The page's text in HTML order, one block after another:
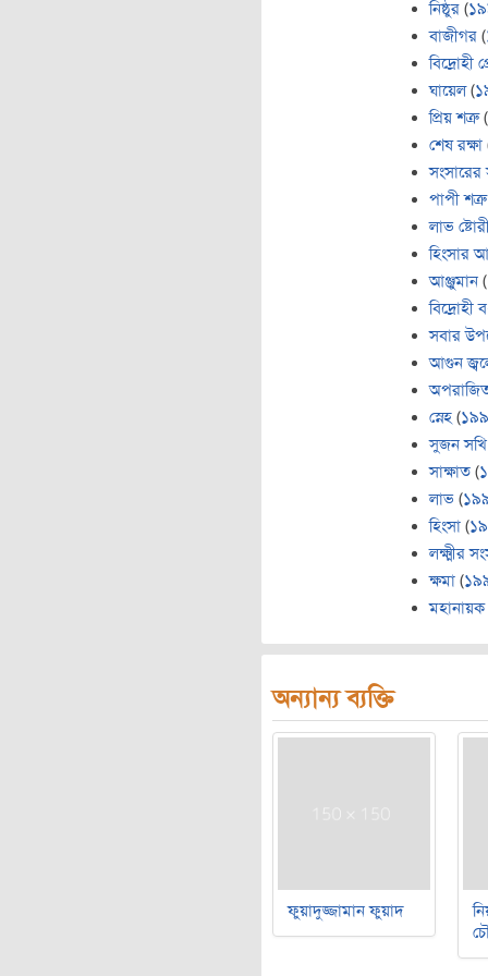
নিষ্ঠুর (
বাজীগর (
বিদ্রোহী
ঘায়েল(
প্রিয় শত্রু(
শেষ রক্ষা
পাপী শত্রু
লাভ
হিংসার
আঞ্জুমান (
বিদ্রোহী
সবার
আগুন
স্নেহ (
সুজন সখি
সাক্ষাত (
লাভ (
হিংসা (
লক্ষ্মীর
ক্ষমা (
মহানায়ক
অন্যান্য ব্যক্তি
ফুয়াদুজ্জামান ফুয়াদ